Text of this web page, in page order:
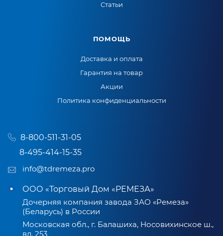
Статьи
ПОМОЩЬ
Доставка и оплата
Гарантия на товар
Акции
Политика конфиденциальности
8-800-511-31-05
8-495-414-15-35
info@tdremeza.pro
ООО «Торговый Дом «РЕМЕЗА»
Дочерняя компания завода ЗАО «Ремеза»
(Беларусь) в России
Московская обл., г. Балашиха, Носовихинское ш.,
вл. 253